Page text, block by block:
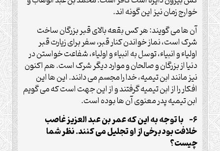
خوارج زمان نیز این گونه اند.
آن ها می گویند: هر کس بقعه بالای قبر بزرگان ساخت
شرک است، نماز خواندن کنار قبر، سفر برای زیارت قبر
اولیاء و انبیاء، توسل به انبیاء و اولیاء، شفاعت خواستن در
دنیا از بزرگان و صالحان و موارد دیگر شرک است. هم اکنون
نیز مانند ابن تیمیه، خدا را مجسم می دانند. این ها این
افکار را از ابن تیمیه گرفتند و از این جهت است که می گویم
ابن تیمیه پدر معنوی آن ها بوده است.
6- با توجه به این که عمر بن عبد العزیز غاصب
خلافت بود برخی از او تجلیل می کنند. نظر شما
چیست؟